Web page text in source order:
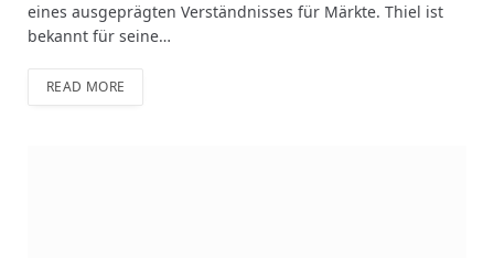
eines ausgeprägten Verständnisses für Märkte. Thiel ist
bekannt für seine…
READ MORE